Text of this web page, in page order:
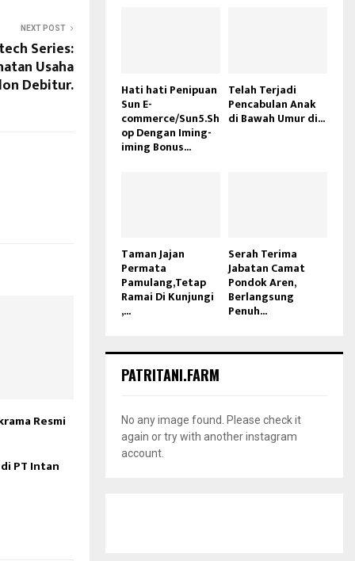
NEXT POST
Series:
Usaha
Debitur.
Resmi
PT Intan
Hati hati Penipuan
Sun E-
commerce/Sun5.Sh
op Dengan Iming-
iming Bonus...
Telah Terjadi
Pencabulan Anak
di Bawah Umur di...
Taman Jajan
Permata
Pamulang,Tetap
Ramai Di Kunjungi
,...
Serah Terima
Jabatan Camat
Pondok Aren,
Berlangsung
Penuh...
PATRITANI.FARM
No any image found. Please check it
again or try with another instagram
account.